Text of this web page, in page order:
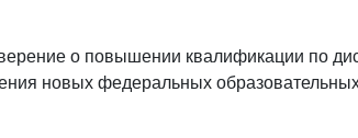
о повышении квалификации по
новых федеральных